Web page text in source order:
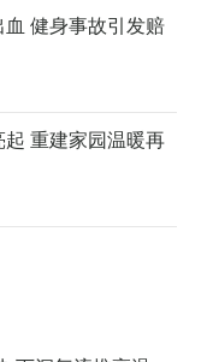
健身事故引发赔
重建家园温暖再